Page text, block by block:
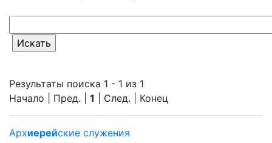
Результаты поиска 1 - 1 из 1
Начало | Пред. | 1 | След. | Конец
Архиерейские служения